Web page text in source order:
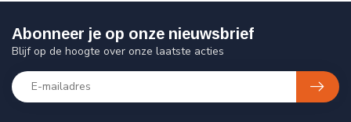
Abonneer je op onze nieuwsbrief
Blijf op de hoogte over onze laatste acties